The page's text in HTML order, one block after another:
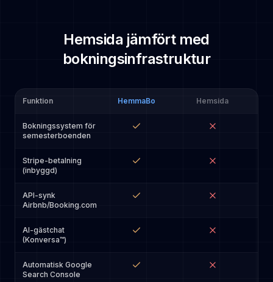
Hemsida jämfört med
bokningsinfrastruktur
Funktion HemmaBo Hemsida
Bokningssystem för
semesterboenden
Stripe-betalning
(inbyggd)
API-synk
Airbnb/Booking.com
AI-gästchat
(Konversa™)
Automatisk Google
Search Console